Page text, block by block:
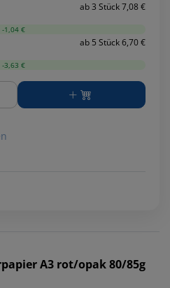
ab 3 Stück 7,08 €
-1,04 €
ab 5 Stück 6,70 €
-3,63 €
A3 rot/opak 80/85g